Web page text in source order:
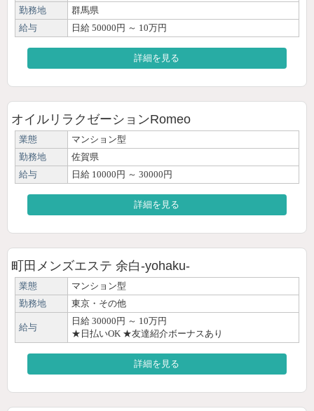
勤務地
群馬県
給与
日給 50000円 ～ 10万円
詳細を見る
オイルリラクゼーションRomeo
業態
マンション型
勤務地
佐賀県
給与
日給 10000円 ～ 30000円
詳細を見る
町田メンズエステ 余白-yohaku-
業態
マンション型
勤務地
東京・その他
給与
日給 30000円 ～ 10万円
★日払いOK ★友達紹介ボーナスあり
詳細を見る